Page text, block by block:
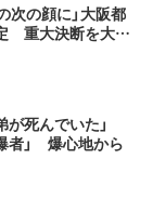
次の顔に」大阪都
重大決断を大…
が死んでいた」
者」 爆心地から